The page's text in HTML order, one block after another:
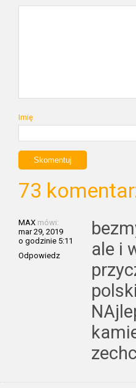
Imię
73
MAX mówi:
mar 29, 2019
o godzinie 5:11
Odpowiedz
ale i